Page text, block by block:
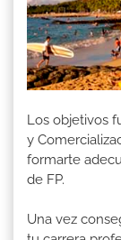
Los objetivos
y
formarte
de FP.
Una vez